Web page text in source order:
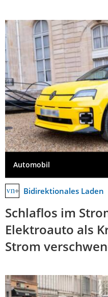
Automobil
Bidirektionales Laden
Schlaflos im
Elektroauto als
Strom